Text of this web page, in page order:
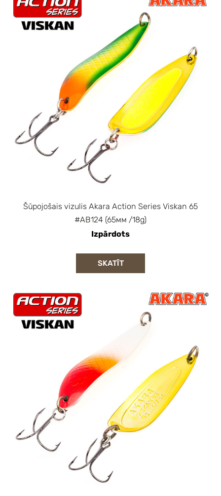
Šūpojošais vizulis Akara Action Series Viskan 65
#AB124 (65мм /18g)
Izpārdots
SKATĪT